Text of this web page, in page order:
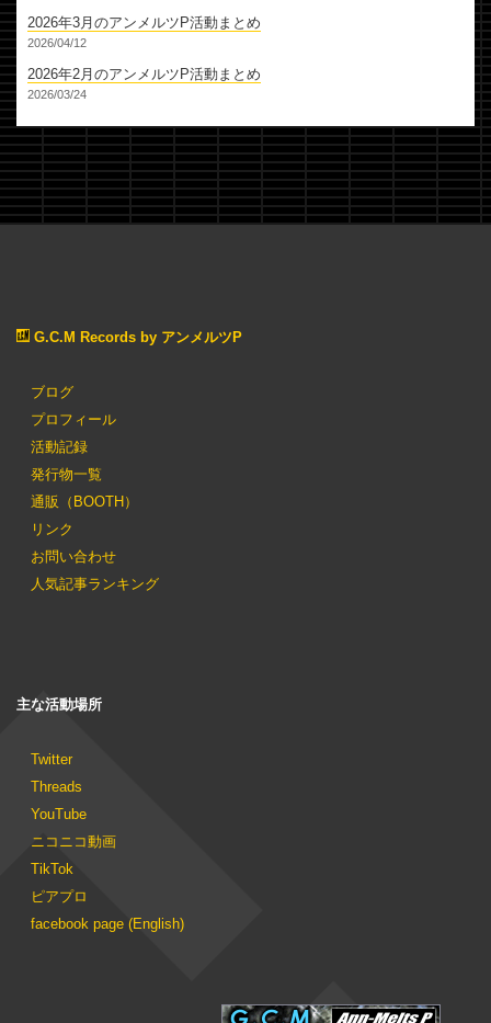
2026年3月のアンメルツP活動まとめ
2026/04/12
2026年2月のアンメルツP活動まとめ
2026/03/24
G.C.M Records by アンメルツP
ブログ
プロフィール
活動記録
発行物一覧
通販（BOOTH）
リンク
お問い合わせ
人気記事ランキング
主な活動場所
Twitter
Threads
YouTube
ニコニコ動画
TikTok
ピアプロ
facebook page (English)